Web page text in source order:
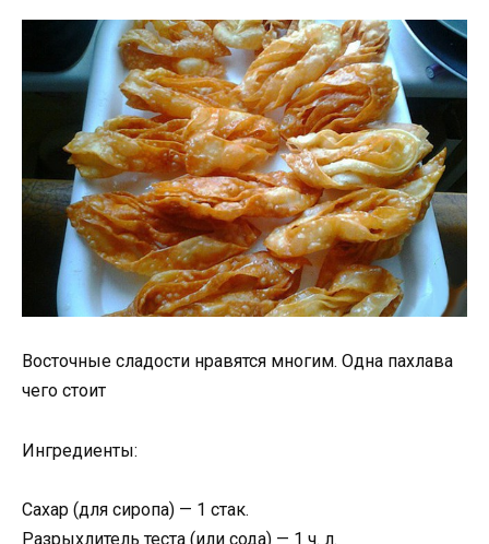
Восточные сладости нравятся многим. Одна пахлава
чего стоит
Ингредиенты:
Сахар (для сиропа) — 1 стак.
Разрыхлитель теста (или сода) — 1 ч. л.